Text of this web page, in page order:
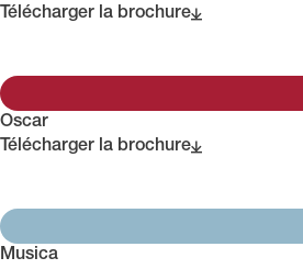
Télécharger la brochure
Oscar
Télécharger la brochure
Musica